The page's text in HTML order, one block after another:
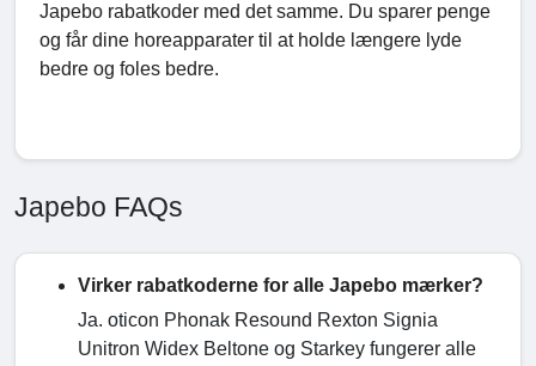
Japebo rabatkoder med det samme. Du sparer penge
og får dine horeapparater til at holde længere lyde
bedre og foles bedre.
Japebo FAQs
Virker rabatkoderne for alle Japebo mærker?
Ja. oticon Phonak Resound Rexton Signia
Unitron Widex Beltone og Starkey fungerer alle